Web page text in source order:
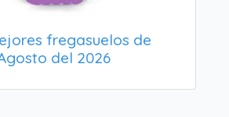
fregasuelos de
del 2026